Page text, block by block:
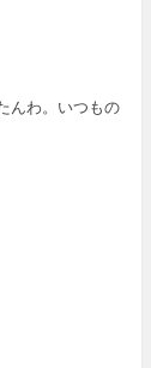
んわ。いつもの